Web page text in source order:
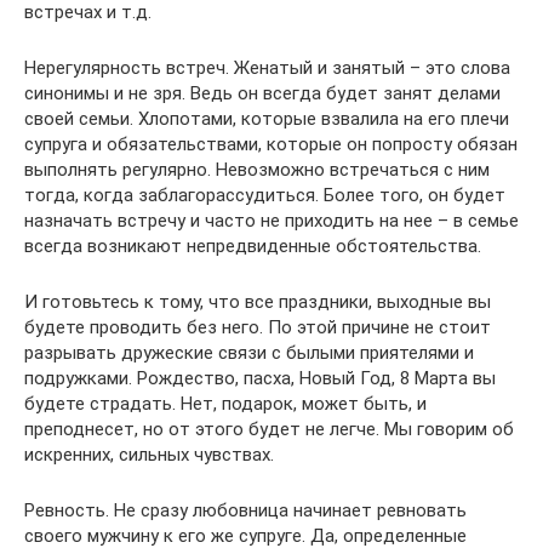
встречах и т.д.
Нерегулярность встреч. Женатый и занятый – это слова
синонимы и не зря. Ведь он всегда будет занят делами
своей семьи. Хлопотами, которые взвалила на его плечи
супруга и обязательствами, которые он попросту обязан
выполнять регулярно. Невозможно встречаться с ним
тогда, когда заблагорассудиться. Более того, он будет
назначать встречу и часто не приходить на нее – в семье
всегда возникают непредвиденные обстоятельства.
И готовьтесь к тому, что все праздники, выходные вы
будете проводить без него. По этой причине не стоит
разрывать дружеские связи с былыми приятелями и
подружками. Рождество, пасха, Новый Год, 8 Марта вы
будете страдать. Нет, подарок, может быть, и
преподнесет, но от этого будет не легче. Мы говорим об
искренних, сильных чувствах.
Ревность. Не сразу любовница начинает ревновать
своего мужчину к его же супруге. Да, определенные